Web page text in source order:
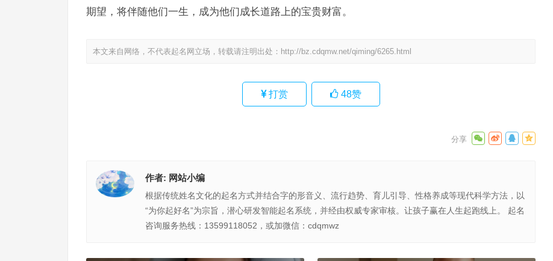
期望，将伴随他们一生，成为他们成长道路上的宝贵财富。
本文来自网络，不代表起名网立场，转载请注明出处： http://bz.cdqmw.net/qiming/6265.html
打赏 48赞
作者: 网站小编
根据传统姓名文化的起名方式并结合字的形音义、流行趋势、育儿引导、性格养成等现代科学方法，以
“为你起好名”为宗旨，潜心研发智能起名系统，并经由权威专家审核。让孩子赢在人生起跑线上。 起名
咨询服务热线：13599118052，或加微信：cdqmwz